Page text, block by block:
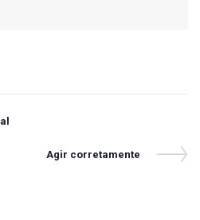
Next
Agir corretamente